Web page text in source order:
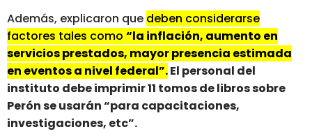
Además, explicaron que deben considerarse
factores tales como “la inflación, aumento en
servicios prestados, mayor presencia estimada
en eventos a nivel federal”.El personal del
instituto debe imprimir 11 tomos de libros sobre
Perón se usarán “para capacitaciones,
investigaciones, etc”.